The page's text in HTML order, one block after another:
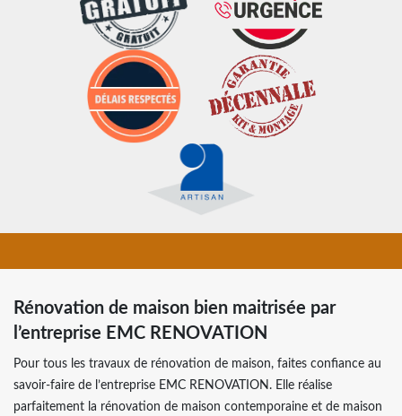
Rénovation de maison bien maitrisée par
l’entreprise EMC RENOVATION
Pour tous les travaux de rénovation de maison, faites confiance au
savoir-faire de l’entreprise EMC RENOVATION. Elle réalise
parfaitement la rénovation de maison contemporaine et de maison